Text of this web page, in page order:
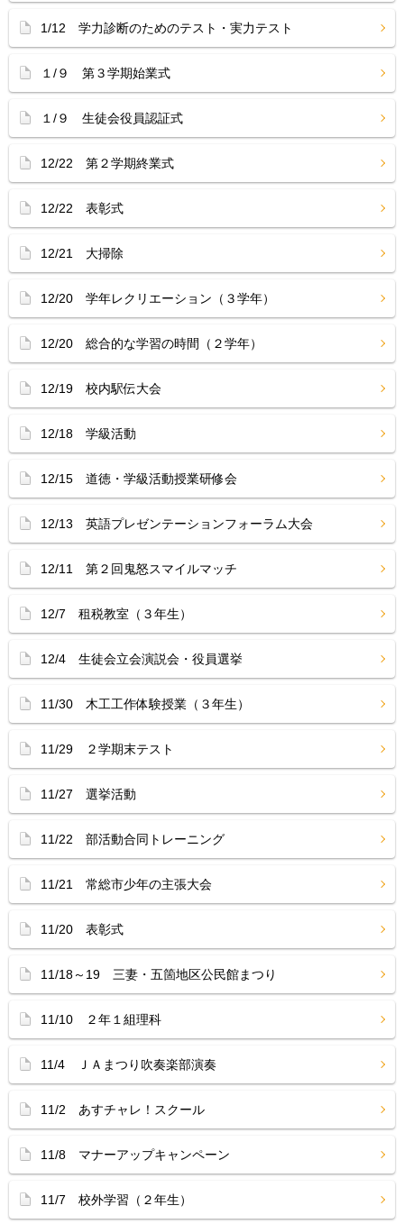
1/12 学力診断のためのテスト・実力テスト
１/９ 第３学期始業式
１/９ 生徒会役員認証式
12/22 第２学期終業式
12/22 表彰式
12/21 大掃除
12/20 学年レクリエーション（３学年）
12/20 総合的な学習の時間（２学年）
12/19 校内駅伝大会
12/18 学級活動
12/15 道徳・学級活動授業研修会
12/13 英語プレゼンテーションフォーラム大会
12/11 第２回鬼怒スマイルマッチ
12/7 租税教室（３年生）
12/4 生徒会立会演説会・役員選挙
11/30 木工工作体験授業（３年生）
11/29 ２学期末テスト
11/27 選挙活動
11/22 部活動合同トレーニング
11/21 常総市少年の主張大会
11/20 表彰式
11/18～19 三妻・五箇地区公民館まつり
11/10 ２年１組理科
11/4 ＪＡまつり吹奏楽部演奏
11/2 あすチャレ！スクール
11/8 マナーアップキャンペーン
11/7 校外学習（２年生）